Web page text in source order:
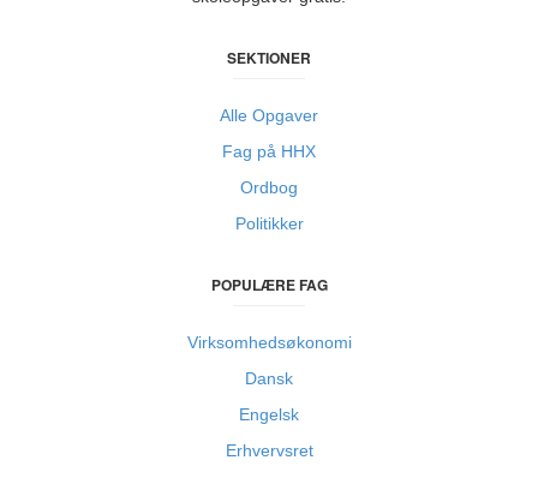
SEKTIONER
Alle Opgaver
Fag på HHX
Ordbog
Politikker
POPULÆRE FAG
Virksomhedsøkonomi
Dansk
Engelsk
Erhvervsret